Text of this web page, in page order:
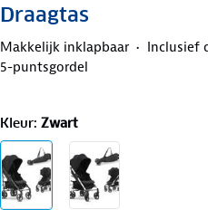
Draagtas
Makkelijk inklapbaar Inclusief
5-puntsgordel
Kleur: Zwart